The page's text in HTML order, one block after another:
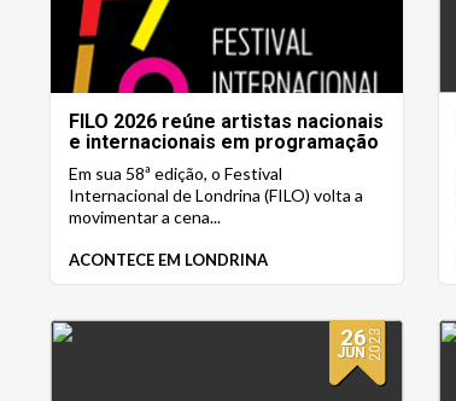
FILO 2026 reúne artistas nacionais
e internacionais em programação
com mais de 50 atrações
Em sua 58ª edição, o Festival
Internacional de Londrina (FILO) volta a
movimentar a cena...
ACONTECE EM LONDRINA
26
JUN2023